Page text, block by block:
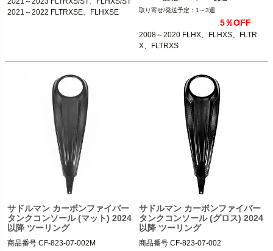
2008～2020 FLHX、FLHXS、FLTR
X、FLTRXS
Killer Custom（キラーカスタム）
1～3週
5％OFF
2008～2020 FLHX、FLHXS、FLTR
X、FLTRXS
サドルマン カーボンファイバー
タンクコンソール (マット) 2024
以降 ツーリング
商品番号 CF-823-07-002M
サドルマン カーボンファイバー
タンクコンソール (グロス) 2024
以降 ツーリング
商品番号 CF-823-07-002